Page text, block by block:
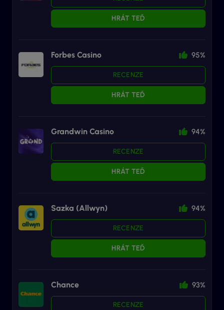
HRÁT TEĎ
Forbes Casino 95%
RECENZE
HRÁT TEĎ
Grandwin Casino 94%
RECENZE
HRÁT TEĎ
Sazka (Allwyn) 94%
RECENZE
HRÁT TEĎ
Chance 93%
RECENZE